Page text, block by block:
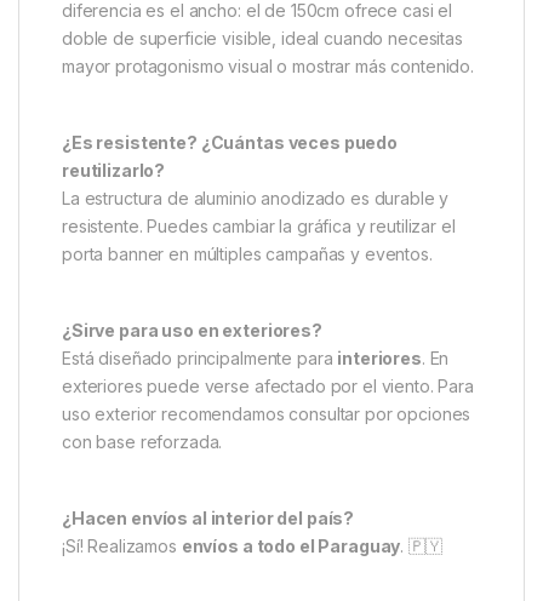
diferencia es el ancho: el de 150cm ofrece casi el
doble de superficie visible, ideal cuando necesitas
mayor protagonismo visual o mostrar más contenido.
¿Es resistente? ¿Cuántas veces puedo
reutilizarlo?
La estructura de aluminio anodizado es durable y
resistente. Puedes cambiar la gráfica y reutilizar el
porta banner en múltiples campañas y eventos.
¿Sirve para uso en exteriores?
Está diseñado principalmente para interiores. En
exteriores puede verse afectado por el viento. Para
uso exterior recomendamos consultar por opciones
con base reforzada.
¿Hacen envíos al interior del país?
¡Sí! Realizamos envíos a todo el Paraguay. 🇵🇾